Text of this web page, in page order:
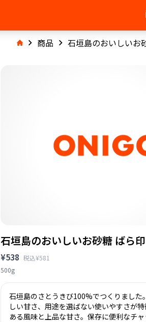
商品 石垣島のおいしいお
石垣島のおいしいお砂糖 ばら印
¥538 税込¥581
500g
石垣島のさとうきび100%でつくりました
しい甘さ、用途を選ばない使いやすさが
ある風味と上品な甘さ。保存に便利なチャ